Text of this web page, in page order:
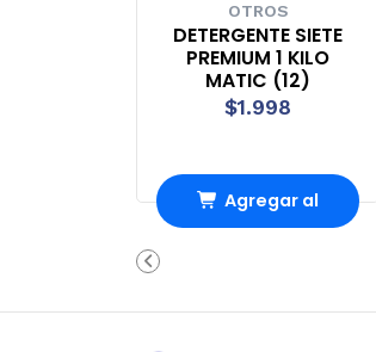
OTROS
DETERGENTE SIETE
PREMIUM 1 KILO
MATIC (12)
$1.998
Agregar al